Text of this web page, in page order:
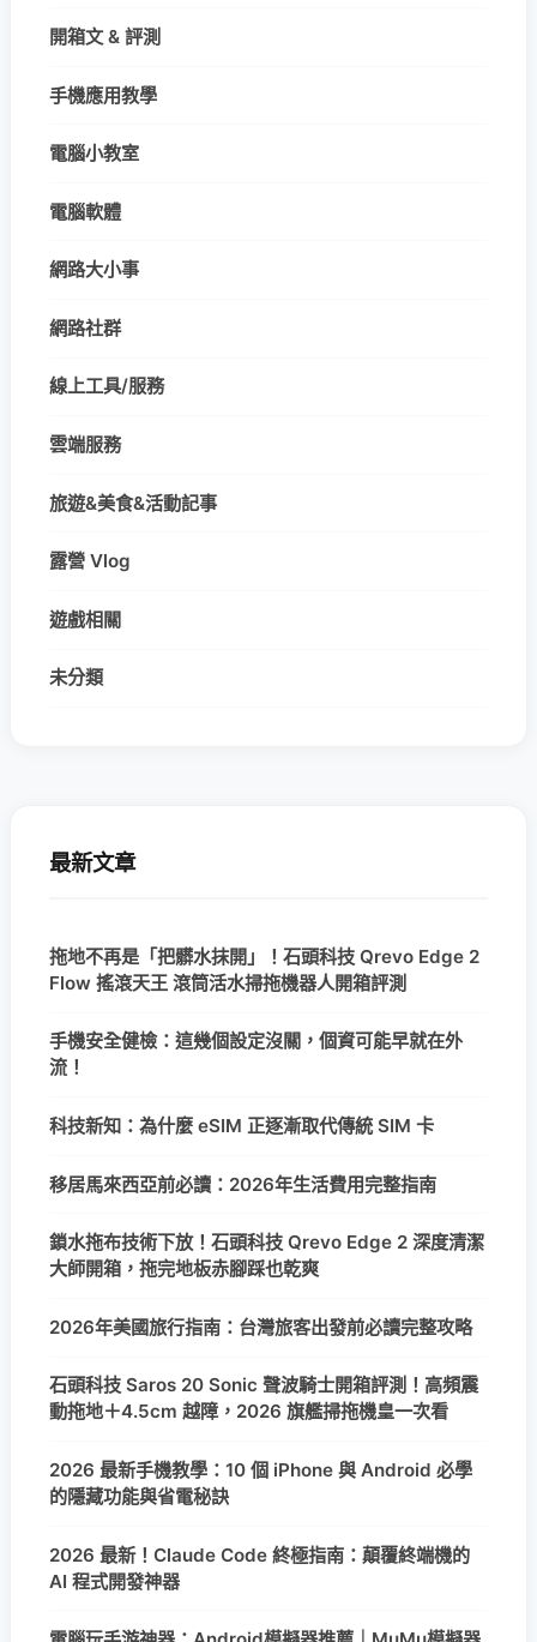
開箱文 & 評測
手機應用教學
電腦小教室
電腦軟體
網路大小事
網路社群
線上工具/服務
雲端服務
旅遊&美食&活動記事
露營 Vlog
遊戲相關
未分類
最新文章
拖地不再是「把髒水抹開」！石頭科技 Qrevo Edge 2
Flow 搖滾天王 滾筒活水掃拖機器人開箱評測
手機安全健檢：這幾個設定沒關，個資可能早就在外
流！
科技新知：為什麼 eSIM 正逐漸取代傳統 SIM 卡
移居馬來西亞前必讀：2026年生活費用完整指南
鎖水拖布技術下放！石頭科技 Qrevo Edge 2 深度清潔
大師開箱，拖完地板赤腳踩也乾爽
2026年美國旅行指南：台灣旅客出發前必讀完整攻略
石頭科技 Saros 20 Sonic 聲波騎士開箱評測！高頻震
動拖地＋4.5cm 越障，2026 旗艦掃拖機皇一次看
2026 最新手機教學：10 個 iPhone 與 Android 必學
的隱藏功能與省電秘訣
2026 最新！Claude Code 終極指南：顛覆終端機的
AI 程式開發神器